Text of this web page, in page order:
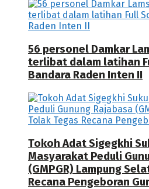
56 personel Damkar
terlibat dalam latihan
Bandara Raden Inten II
Tokoh Adat Sigegkhi
Masyarakat Peduli
(GMPGR) Lampung
Recana Pengeboran